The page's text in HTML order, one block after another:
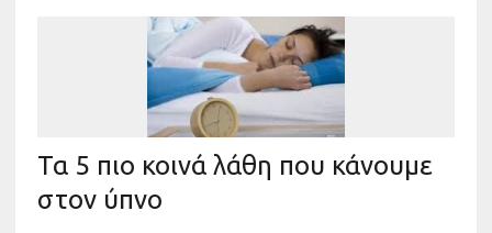
Τα 5 πιο κοινά λάθη που κάνουμε
στον ύπνο